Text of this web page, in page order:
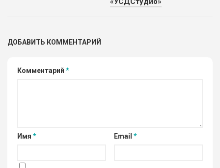
ДОБАВИТЬ КОММЕНТАРИЙ
Комментарий *
Имя * Email *